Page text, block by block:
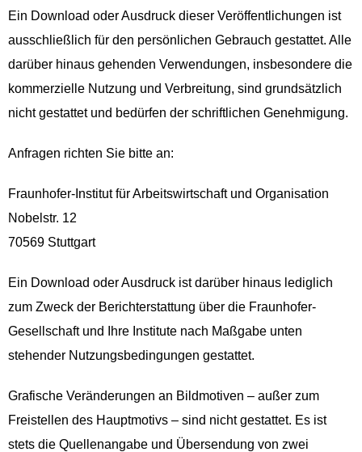
Ein Download oder Ausdruck dieser Veröffentlichungen ist
ausschließlich für den persönlichen Gebrauch gestattet. Alle
darüber hinaus gehenden Verwendungen, insbesondere die
kommerzielle Nutzung und Verbreitung, sind grundsätzlich
nicht gestattet und bedürfen der schriftlichen Genehmigung.
Anfragen richten Sie bitte an:
Fraunhofer-Institut für Arbeitswirtschaft und Organisation
Nobelstr. 12
70569 Stuttgart
Ein Download oder Ausdruck ist darüber hinaus lediglich
zum Zweck der Berichterstattung über die Fraunhofer-
Gesellschaft und Ihre Institute nach Maßgabe unten
stehender Nutzungsbedingungen gestattet.
Grafische Veränderungen an Bildmotiven – außer zum
Freistellen des Hauptmotivs – sind nicht gestattet. Es ist
stets die Quellenangabe und Übersendung von zwei